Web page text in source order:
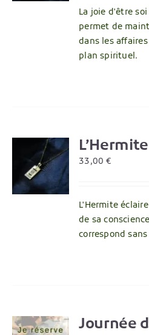
La joie d'être
permet de
dans les
plan spirituel.
33,00€
L'Hermite
de sa
correspond
Journée